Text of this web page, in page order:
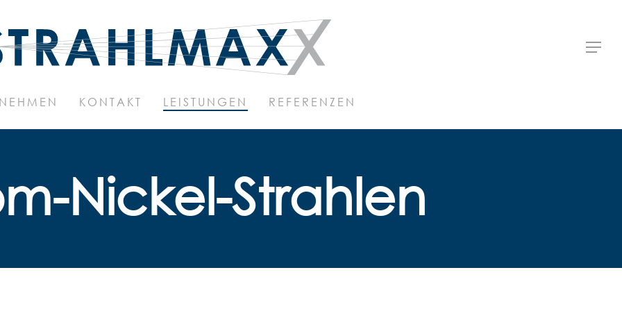
Menu
KONTAKT LEISTUNGEN REFERENZEN
Nickel-Strahlen